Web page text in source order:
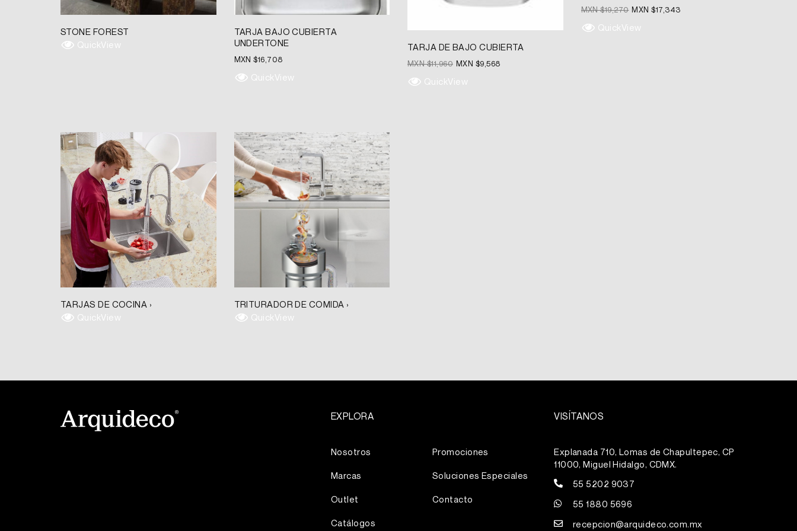
STONE FOREST
QuickView
TARJA BAJO CUBIERTA
UNDERTONE
MXN $16,708
QuickView
TARJA DE BAJO CUBIERTA
MXN $11,960 MXN $9,568
QuickView
MXN $19,270 MXN $17,343
QuickView
TARJAS DE COCINA ›
QuickView
TRITURADOR DE COMIDA ›
QuickView
EXPLORA
Nosotros
Marcas
Outlet
Catálogos
Promociones
Soluciones Especiales
Contacto
VISÍTANOS
Explanada 710, Lomas de Chapultepec, CP
11000, Miguel Hidalgo, CDMX.
55 5202 9037
55 1880 5696
recepcion@arquideco.com.mx